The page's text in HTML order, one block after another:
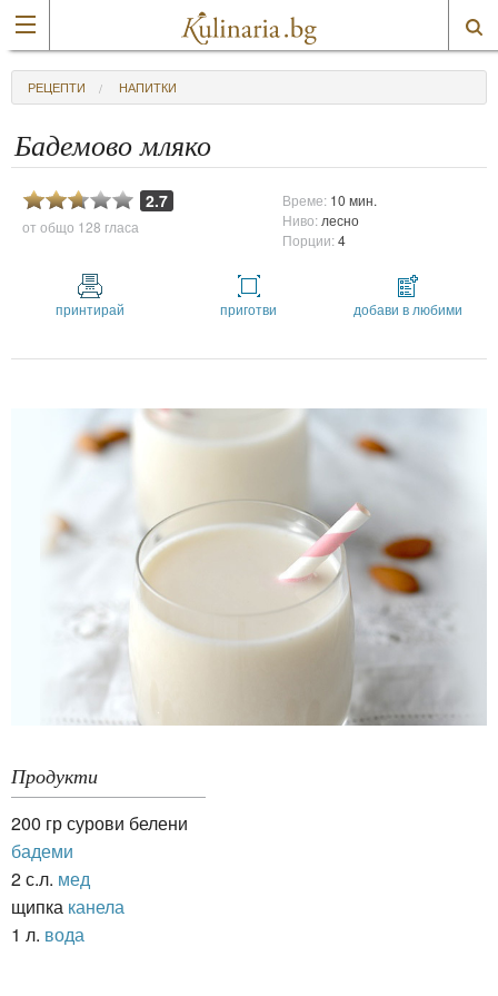
РЕЦЕПТИ НАПИТКИ
Бадемово мляко
2.7
от общо 128 гласа
Време: 10 мин.
Ниво: лесно
Порции:4
принтирай приготви добави в любими
Продукти
200 гр сурови белени
бадеми
2 с.л. мед
щипка канела
1 л. вода